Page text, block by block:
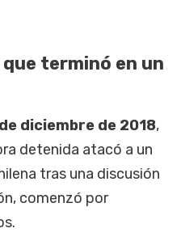
terminó en un
diciembre de 2018,
detenida atacó a un
tras una discusión
comenzó por